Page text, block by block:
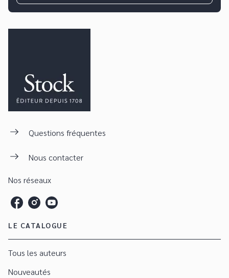
Questions fréquentes
Nous contacter
Nos réseaux
LE CATALOGUE
Tous les auteurs
Nouveautés